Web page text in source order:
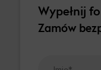
Wypełnij
Zamów